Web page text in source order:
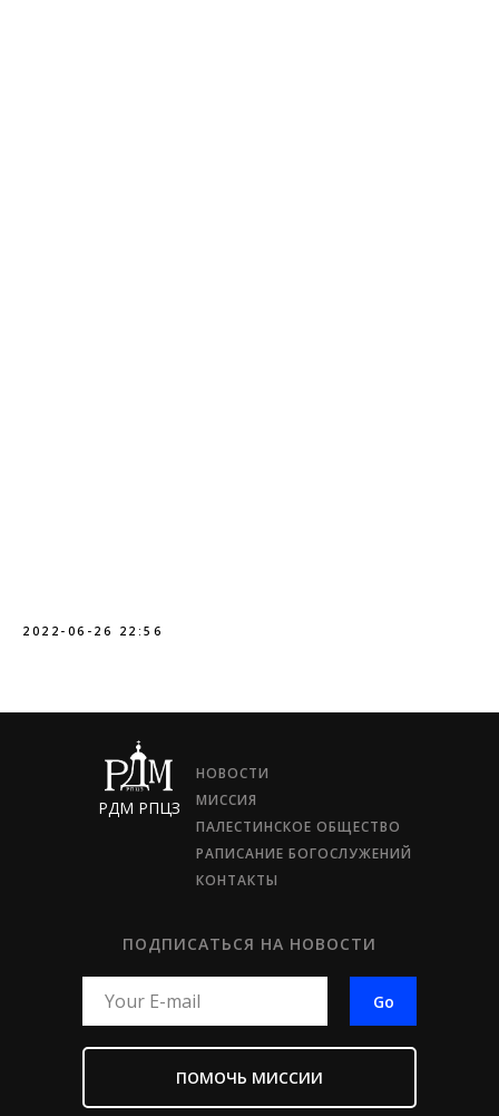
2022-06-26 22:56
НОВОСТИ
МИССИЯ
ПАЛЕСТИНСКОЕ ОБЩЕСТВО
РАПИСАНИЕ БОГОСЛУЖЕНИЙ
КОНТАКТЫ
Go
ПОДПИСАТЬСЯ НА НОВОСТИ
РДМ РПЦЗ
ПОМОЧЬ МИССИИ